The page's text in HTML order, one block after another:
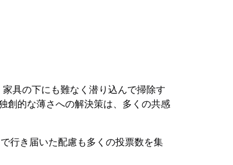
具の下にも難なく潜り込んで掃除す
創的な薄さへの解決策は、多くの共感
行き届いた配慮も多くの投票数を集